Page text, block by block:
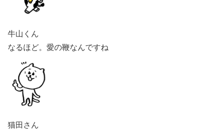
牛山くん
なるほど。愛の鞭なんですね
猫田さん